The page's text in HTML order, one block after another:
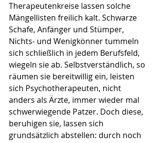
Therapeutenkreise lassen solche
Mängellisten freilich kalt. Schwarze
Schafe, Anfänger und Stümper,
Nichts- und Wenigkönner tummeln
sich schließlich in jedem Berufsfeld,
wiegeln sie ab. Selbstverständlich, so
räumen sie bereitwillig ein, leisten
sich Psychotherapeuten, nicht
anders als Ärzte, immer wieder mal
schwerwiegende Patzer. Doch diese,
beruhigen sie, lassen sich
grundsätzlich abstellen: durch noch